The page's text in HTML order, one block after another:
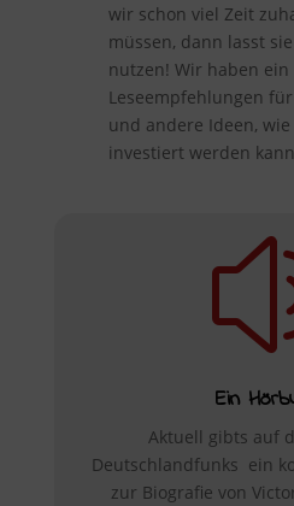
wir schon viel Zeit
müssen, dann lasst
nutzen! Wir haben ein
Leseempfehlungen
und andere Ideen,
investiert werden
Ein
Aktuell gibts auf
Deutschlandfunks ein
zur Biografie von